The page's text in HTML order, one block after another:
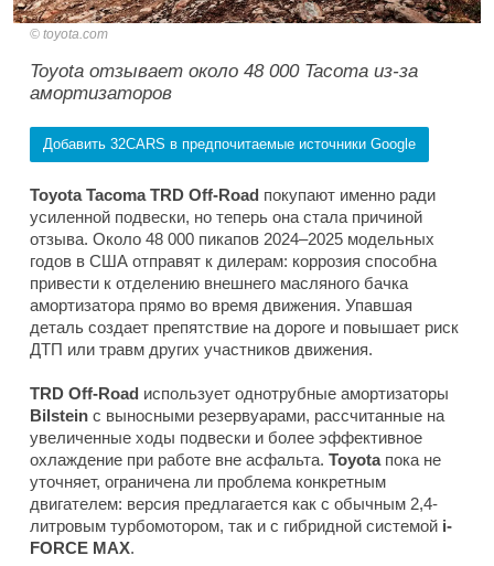
toyota.com
Toyota отзывает около 48 000 Tacoma из-за
амортизаторов
Добавить 32CARS в предпочитаемые источники Google
Toyota Tacoma TRD Off-Road покупают именно ради
усиленной подвески, но теперь она стала причиной
отзыва. Около 48 000 пикапов 2024–2025 модельных
годов в США отправят к дилерам: коррозия способна
привести к отделению внешнего масляного бачка
амортизатора прямо во время движения. Упавшая
деталь создает препятствие на дороге и повышает риск
ДТП или травм других участников движения.
TRD Off-Road использует однотрубные амортизаторы
Bilstein с выносными резервуарами, рассчитанные на
увеличенные ходы подвески и более эффективное
охлаждение при работе вне асфальта. Toyotaпока не
уточняет, ограничена ли проблема конкретным
двигателем: версия предлагается как с обычным 2,4-
литровым турбомотором, так и с гибридной системой i-
FORCE MAX.